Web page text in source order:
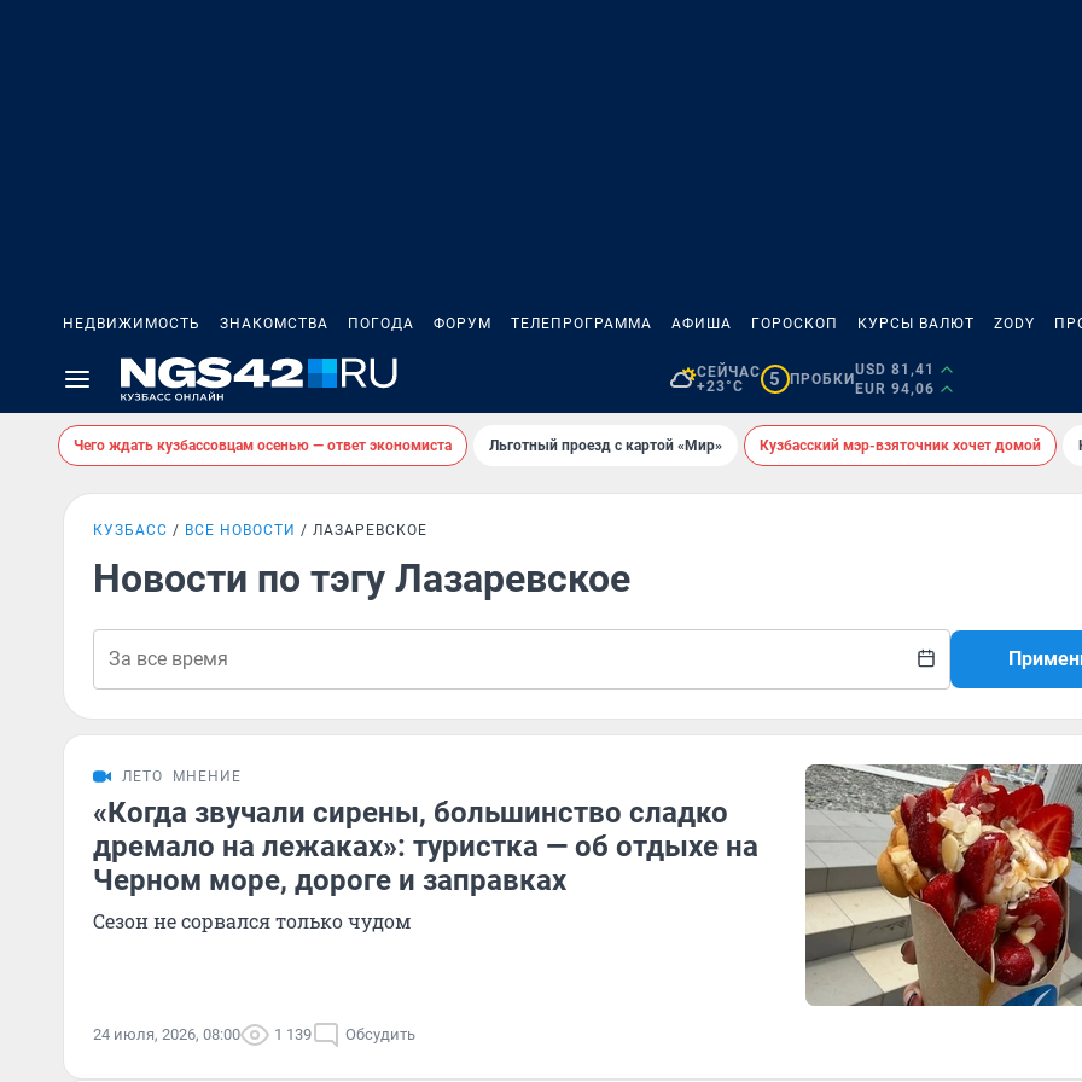
НЕДВИЖИМОСТЬ ЗНАКОМСТВА ПОГОДА ФОРУМ ТЕЛЕПРОГРАММА АФИША ГОРОСКОП КУРСЫ ВАЛЮТ ZODY
СЕЙЧАС
+23°C
5 ПРОБКИ
USD 81,41
EUR 94,06
Чего ждать кузбассовцам осенью — ответ экономиста Льготный проезд с картой «Мир» Кузбасский мэр-взяточник хочет домой
КУЗБАСС ВСЕ НОВОСТИ ЛАЗАРЕВСКОЕ
Новости по тэгу Лазаревское
ЛЕТО МНЕНИЕ
«Когда звучали сирены, большинство сладко
дремало на лежаках»: туристка — об отдыхе на
Черном море, дороге и заправках
Сезон не сорвался только чудом
24 июля, 2026, 08:00 1 139 Обсудить